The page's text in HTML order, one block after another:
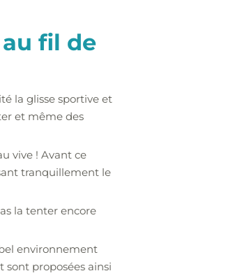
fil de
la glisse sportive et
et même des
vive ! Avant ce
tranquillement le
la tenter encore
environnement
sont proposées ainsi